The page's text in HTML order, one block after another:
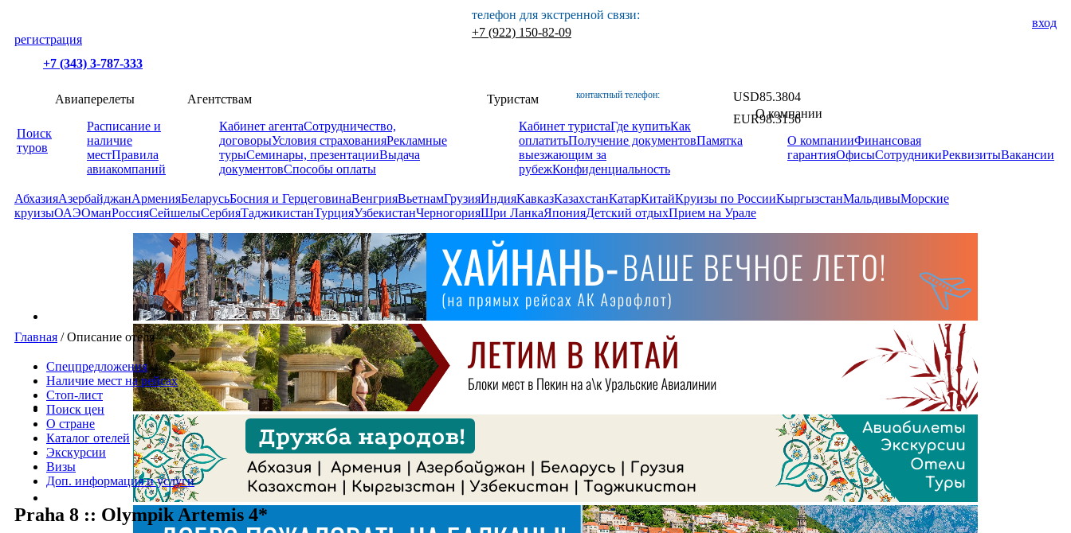
вход
регистрация
+7 (343) 3-787-333
телефон для экстренной связи:
+7 (922) 150-82-09
контактный телефон: USD85.3804
EUR98.3156
Поиск
туров
Авиаперелеты
Расписание и
наличие
местПравила
авиакомпаний
Агентствам
Кабинет агентаСотрудничество,
договорыУсловия страхованияРекламные
турыСеминары, презентацииВыдача
документовСпособы оплаты
Туристам
Кабинет туристаГде купитьКак
оплатитьПолучение документовПамятка
выезжающим за
рубежКонфиденциальность
О компании
О компанииФинансовая
гарантияОфисыСотрудникиРеквизитыВакансии
АбхазияАзербайджанАрменияБеларусьБосния и ГерцеговинаВенгрияВьетнамГрузияИндияКавказКазахстанКатарКитайКруизы по РоссииКыргызстанМальдивыМорские
круизыОАЭОманРоссияСейшелыСербияТаджикистанТурцияУзбекистанЧерногорияШри ЛанкаЯпонияДетский отдыхПрием на Урале
Главная /Описание отеля
Спецпредложения
Наличие мест на рейсах
Стоп-лист
Поиск цен
О стране
Каталог отелей
Экскурсии
Визы
Доп. информация и услуги
Praha 8 :: Olympik Artemis 4*